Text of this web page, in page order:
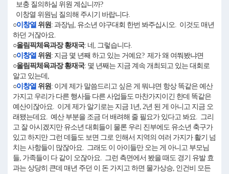
보충 질의하실 위원 계십니까?
이창열 위원님 질의해 주시기 바랍니다.
○이창열 위원: 과장님, 유소년 야구대회 한번 봐주십시오. 이것도 매년
하던 거잖아요.
○올림픽체육과장 황재국: 네, 그렇습니다.
○이창열 위원: 지금 몇 년째 하고 있는 거예요? 제가 왜 여쭤봤냐면
○올림픽체육과장 황재국: 몇 년째는 지금 계속 개최되고 있는 대회로
알고 있는데,
○이창열 위원: 이게 제가 말씀드리고 싶은 게 뭐냐면 항상 똑같은 예산
가지고 우리가 다른 행사들 다른 사업들도 마찬가지이긴 한데 똑같은
예산이잖아요. 이게 제가 알기로는 지금 1년, 2년 된 게 아니고 지금 오
래됐는데요. 예산 부분을 조금 더 배려해 줄 필요가 있다고 봐요. 그리
고 잘 아시겠지만 유소년 대회들이 물론 우리 진부에도 유소년 축구가
있고 하지만 그런 데들도 보면 그로 인해서 지역의 여러 가지가 활기 넘
치는 사항들이 많잖아요. 그래도 이 아이들만 오는 게 아니고 부모님
들, 가족들이 다 같이 오잖아요. 그런 측면에서 봤을 때도 경기 유발 효
과는 상당히 큰데 매년 주던 이 돈 가지고 하면 물가상승, 인건비 모든